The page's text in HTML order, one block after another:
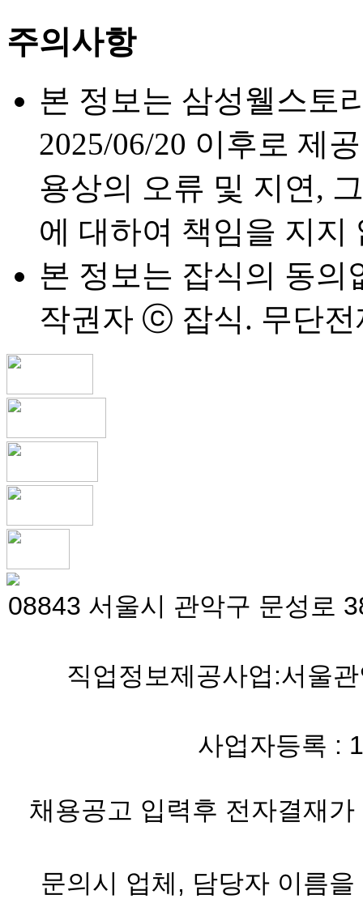
주의사항
본 정보는 삼성웰스토
2025/06/20 이후로 제
용상의 오류 및 지연,
에 대하여 책임을 지지
본 정보는 잡식의 동의
작권자 ⓒ 잡식. 무단
08843 서울시 관악구 문성로
직업정보제공사업:서울
사업자등록 :
채용공고 입력후 전자결재
문의시 업체, 담당자 이름